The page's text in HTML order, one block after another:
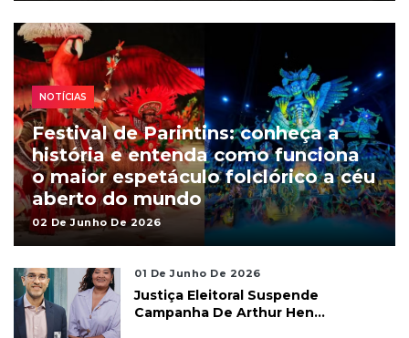
NOTÍCIAS
Festival de Parintins: conheça a
história e entenda como funciona
o maior espetáculo folclórico a céu
aberto do mundo
02 De Junho De 2026
01 De Junho De 2026
Justiça Eleitoral Suspende
Campanha De Arthur Hen...